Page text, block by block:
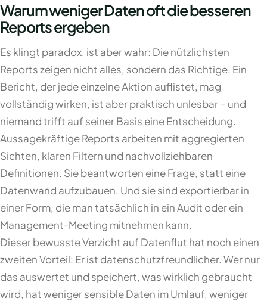
Warum weniger Daten oft die besseren
Reports ergeben
Es klingt paradox, ist aber wahr: Die nützlichsten
Reports zeigen nicht alles, sondern das Richtige. Ein
Bericht, der jede einzelne Aktion auflistet, mag
vollständig wirken, ist aber praktisch unlesbar – und
niemand trifft auf seiner Basis eine Entscheidung.
Aussagekräftige Reports arbeiten mit aggregierten
Sichten, klaren Filtern und nachvollziehbaren
Definitionen. Sie beantworten eine Frage, statt eine
Datenwand aufzubauen. Und sie sind exportierbar in
einer Form, die man tatsächlich in ein Audit oder ein
Management-Meeting mitnehmen kann.
Dieser bewusste Verzicht auf Datenflut hat noch einen
zweiten Vorteil: Er ist datenschutzfreundlicher. Wer nur
das auswertet und speichert, was wirklich gebraucht
wird, hat weniger sensible Daten im Umlauf, weniger